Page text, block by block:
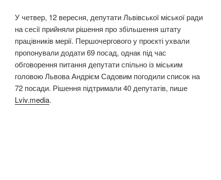
У четвер, 12 вересня, депутати Львівської міської ради
на сесії прийняли рішення про збільшення штату
працівників мерії. Першочергового у проєкті ухвали
пропонували додати 69 посад, однак під час
обговорення питання депутати спільно із міським
головою Львова Андрієм Садовим погодили список на
72 посади. Рішення підтримали 40 депутатів, пише
Lviv.media.